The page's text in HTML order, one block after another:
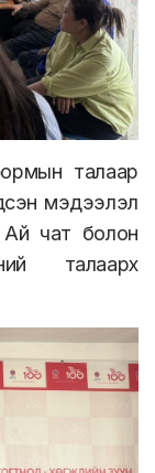
талаар
мэдээлэл
Ай чат болон
талаарх